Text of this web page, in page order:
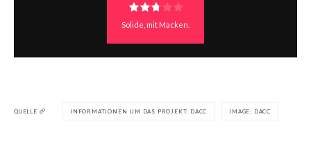
Solide, mit Macken.
QUELLE INFORMATIONEN UM DAS PROJEKT: DACC IMAGE: DACC